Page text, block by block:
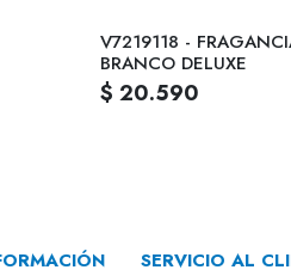
V7219118 -
BRANCO DELUXE
$ 20.590
SERVICIO AL